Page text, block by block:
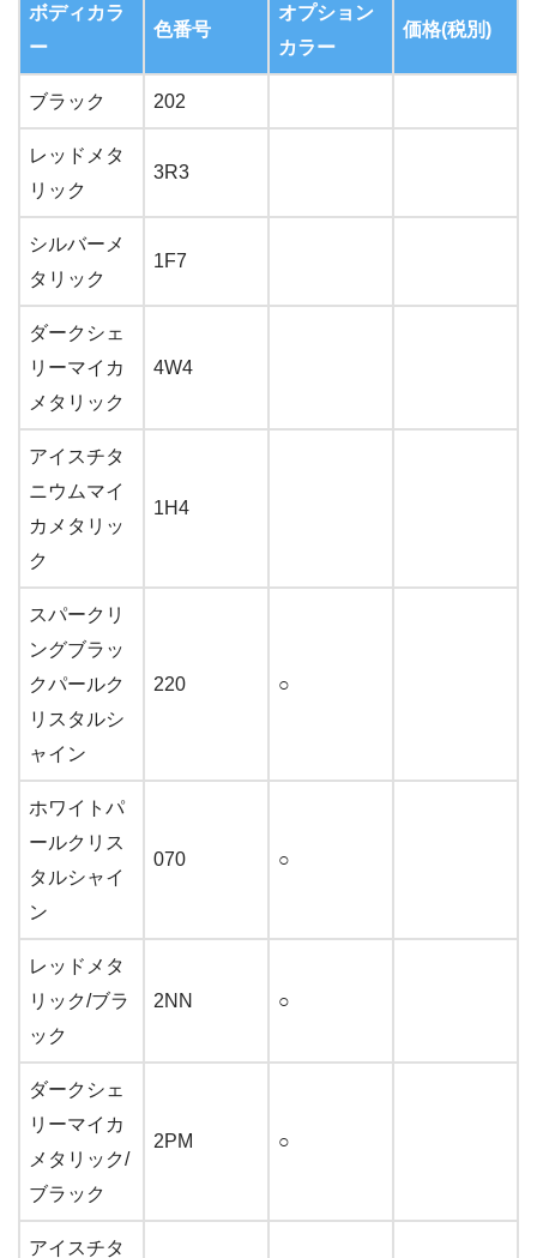
ボディカラ
ー
色番号
オプション
カラー
価格(税別)
ブラック 202
レッドメタ
リック
3R3
シルバーメ
タリック
1F7
ダークシェ
リーマイカ
メタリック
4W4
アイスチタ
ニウムマイ
カメタリッ
ク
1H4
スパークリ
ングブラッ
クパールク
リスタルシ
ャイン
220 ○
ホワイトパ
ールクリス
タルシャイ
ン
070 ○
レッドメタ
リック/ブラ
ック
2NN ○
ダークシェ
リーマイカ
メタリック/
ブラック
2PM ○
アイスチタ